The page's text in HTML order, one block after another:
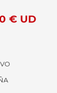
€ UD